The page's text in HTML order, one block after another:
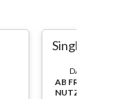
Single
DAUER:
AB
NUTZBAR